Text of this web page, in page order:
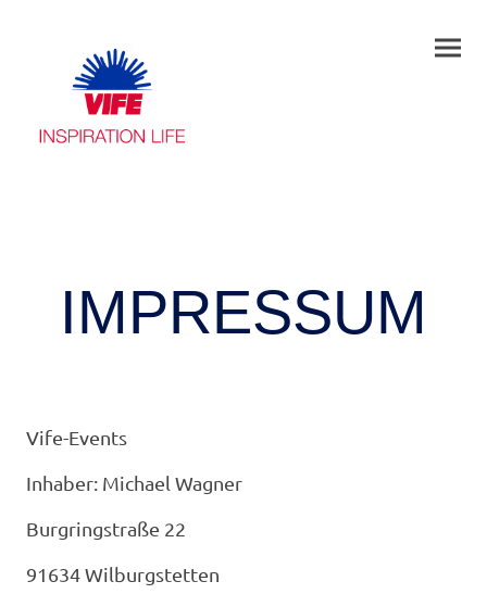
IMPRESSUM
Vife-Events
Inhaber: Michael Wagner
Burgringstraße 22
91634 Wilburgstetten